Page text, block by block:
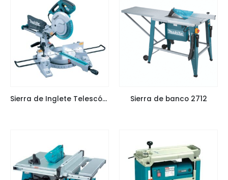
Sierra de Inglete Telescópica LS1018L 255mm (10″) Sierra de banco 2712